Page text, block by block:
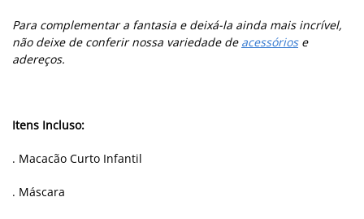
Para complementar a fantasia e deixá-la ainda mais incrível,
não deixe de conferir nossa variedade de acessóriose
adereços.
Itens Incluso:
. Macacão Curto Infantil
. Máscara